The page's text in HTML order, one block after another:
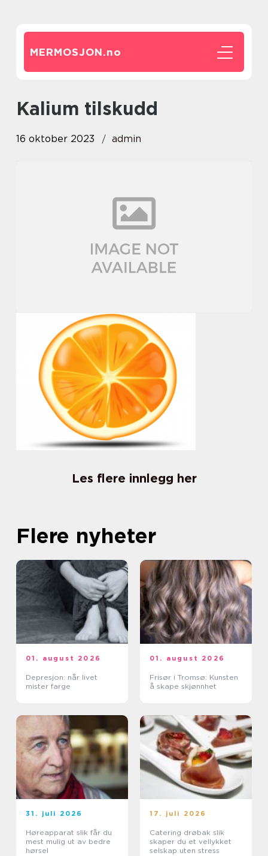
MERMOSJON.no
kalium tilskudd
16 oktober 2023 admin
Les flere innlegg her
Flere nyheter
01. august 2026
Depresjon: når livet
mister farge
01. august 2026
Frisør i Tromsø: Kunsten
å skape skjønnhet
31. juli 2026
Høreapparat slik får du
mest mulig ut av bedre
hørsel
17. juli 2026
Catering drøbak slik
skaper du et vellykket
selskap uten stress